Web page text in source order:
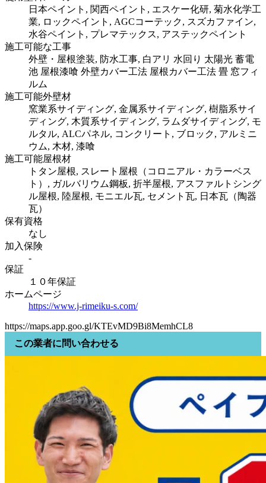
日本ペイント, 関西ペイント, エスケー化研, 菊水化学工
業, ロックペイント, AGCコーテック, スズカファイン,
水谷ペイント, プレマテックス, アステックペイント
施工可能な工事
外壁・屋根塗装, 防水工事, 白アリ 水回り 太陽光 蓄電
池 屋根漆喰 外壁カバー工法 屋根カバー工法 畳 窓フィ
ルム
施工可能外壁材
窯業系サイディング, 金属系サイディング, 樹脂系サイ
ディング, 木質系サイディング, ラムダサイディング, モ
ルタル, ALCパネル, コンクリート, ブロック, アルミニ
ウム, 木材, 漆喰
施工可能屋根材
トタン屋根, スレート屋根（コロニアル・カラーベス
ト）, ガルバリウム鋼板, 折半屋根, アスファルトシング
ル屋根, 陸屋根, モニエル瓦, セメント瓦, 日本瓦（陶器
瓦）
保有資格
なし
加入保険
-
保証
１０年保証
ホームページ
https://www.j-rimeiku-s.com/
https://maps.app.goo.gl/KTEvMD9Bi8MemhCL8
この業者に問い合わせる